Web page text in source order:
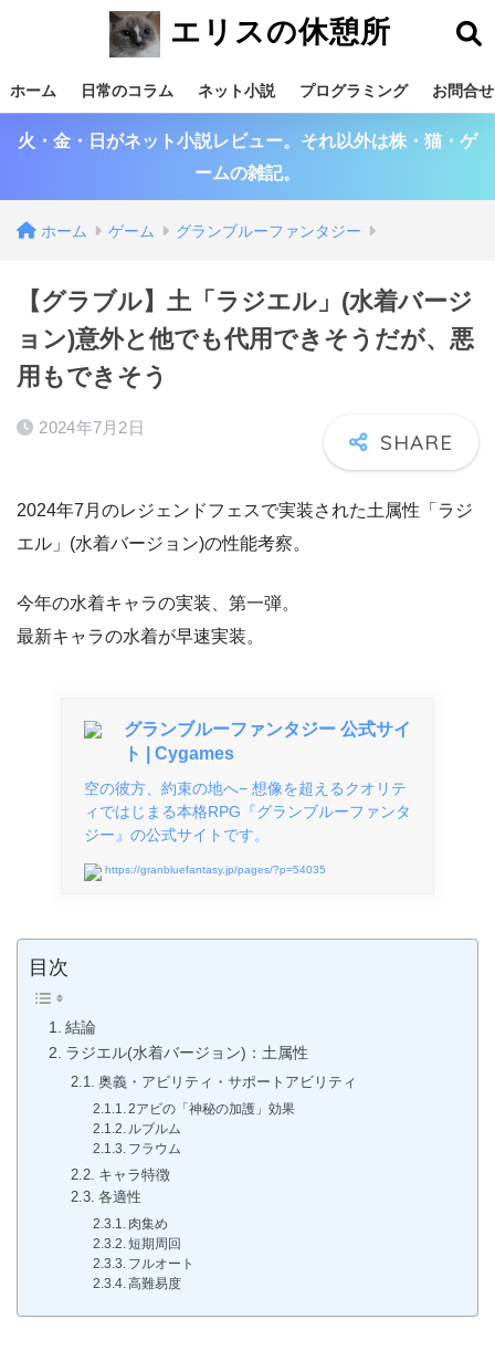
エリスの休憩所
ホーム 日常のコラム ネット小説 プログラミング お問合せ
火・金・日がネット小説レビュー。それ以外は株・猫・ゲ
ームの雑記。
ホーム ゲーム グランブルーファンタジー
【グラブル】土「ラジエル」(水着バージ
ョン)意外と他でも代用できそうだが、悪
用もできそう
2024年7月2日
2024年7月のレジェンドフェスで実装された土属性「ラジ
エル」(水着バージョン)の性能考察。
今年の水着キャラの実装、第一弾。
最新キャラの水着が早速実装。
グランブルーファンタジー 公式サイ
ト | Cygames
空の彼方、約束の地へ− 想像を超えるクオリテ
ィではじまる本格RPG『グランブルーファンタ
ジー』の公式サイトです。
https://granbluefantasy.jp/pages/?p=54035
目次
結論
ラジエル(水着バージョン)：土属性
奥義・アビリティ・サポートアビリティ
2アビの「神秘の加護」効果
ルブルム
フラウム
キャラ特徴
各適性
肉集め
短期周回
フルオート
高難易度